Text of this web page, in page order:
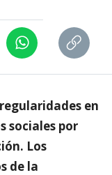
en
sociales por
Los
de la